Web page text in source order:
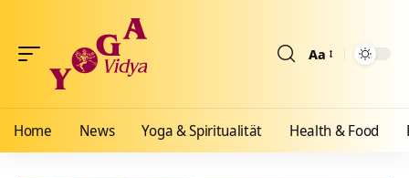
Aa
Home News Yoga & Spiritualität Health & Food